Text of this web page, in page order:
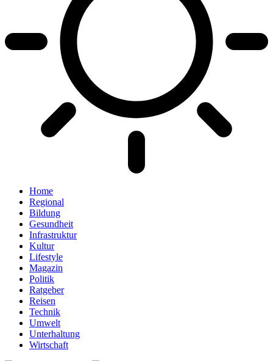
Home
Regional
Bildung
Gesundheit
Infrastruktur
Kultur
Lifestyle
Magazin
Politik
Ratgeber
Reisen
Technik
Umwelt
Unterhaltung
Wirtschaft